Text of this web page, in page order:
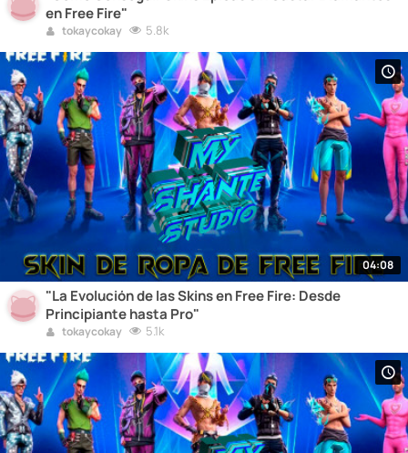
en Free Fire"
tokaycokay 5.8k
04:08
"La Evolución de las Skins en Free Fire: Desde
Principiante hasta Pro"
tokaycokay 5.1k